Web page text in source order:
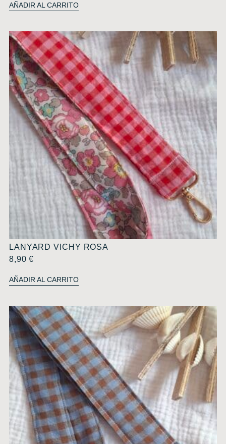
AÑADIR AL CARRITO
LANYARD VICHY ROSA
8,90€
AÑADIR AL CARRITO